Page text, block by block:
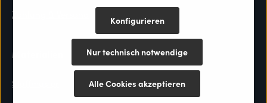
Zahlung & Versand
Materialien
Stoffmuster
Nur technisch notwendige
Konfigurieren
Alle Cookies akzeptieren